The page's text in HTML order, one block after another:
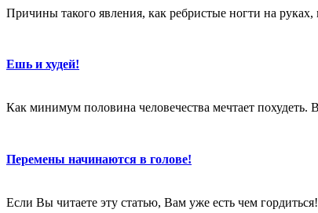
Причины такого явления, как ребристые ногти на
Ешь и худей!
Как минимум половина человечества мечтает
Перемены начинаются в голове!
Если Вы читаете эту статью, Вам уже есть чем